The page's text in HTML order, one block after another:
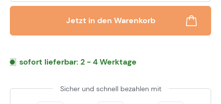
Jetzt in den Warenkorb
sofort lieferbar: 2 - 4 Werktage
Sicher und schnell bezahlen mit